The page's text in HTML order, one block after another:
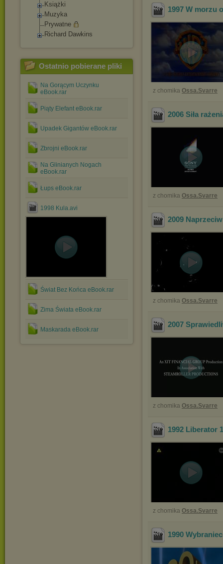
Książki
Muzyka
Prywatne
Richard Dawkins
Ostatnio pobierane pliki
Na Gorącym Uczynku
eBook.rar
Piąty Elefant eBook.rar
Upadek Gigantów eBook.rar
Zbrojni eBook.rar
Na Glinianych Nogach
eBook.rar
Łups eBook.rar
1998 Kula.avi
Świat Bez Końca eBook.rar
Zima Świata eBook.rar
Maskarada eBook.rar
1997 W morzu
z chomika Ossa.Svarre
2006 Siła
z chomika Ossa.Svarre
2009
z chomika Ossa.Svarre
2007
z chomika Ossa.Svarre
1992 Liberator 1
z chomika Ossa.Svarre
1990